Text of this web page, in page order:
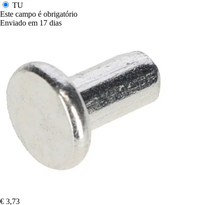
TU
Este campo é obrigatório
Enviado em 17 dias
€ 3,73